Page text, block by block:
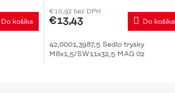
Do košíka
€10,92 bez DPH
€13,43 Do košíka
42,0001,3987,5 Sedlo trysky
M8x1,5/SW11x32,5 MAG 02